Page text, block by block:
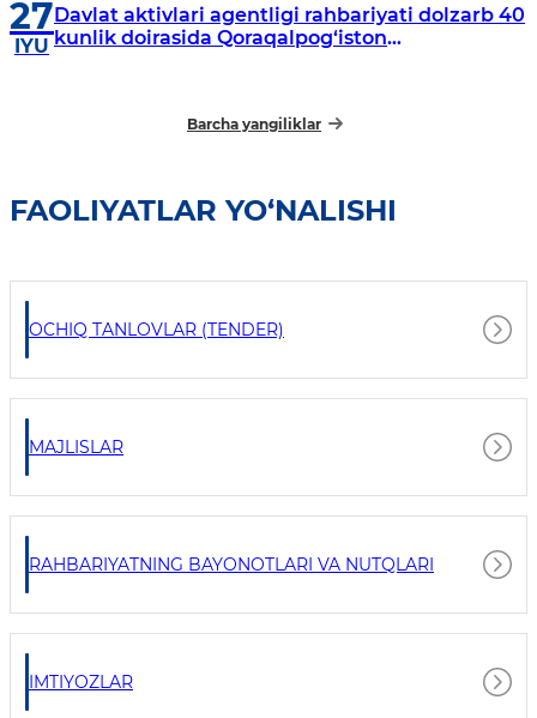
27
IYU
Davlat aktivlari agentligi rahbariyati dolzarb 40
kunlik doirasida Qoraqalpog‘iston
Barcha yangiliklar
FAOLIYATLAR YO‘NALISHI
OCHIQ TANLOVLAR (TENDER)
MAJLISLAR
RAHBARIYATNING BAYONOTLARI VA NUTQLARI
IMTIYOZLAR